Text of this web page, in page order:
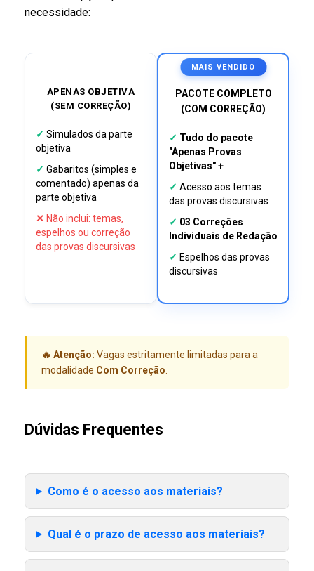
necessidade:
APENAS OBJETIVA
(SEM CORREÇÃO)
✓ Simulados da parte
objetiva
✓ Gabaritos (simples e
comentado) apenas da
parte objetiva
✕ Não inclui: temas,
espelhos ou correção
das provas discursivas
MAIS VENDIDO
PACOTE COMPLETO
(COM CORREÇÃO)
✓ Tudo do pacote
"Apenas Provas
Objetivas" +
✓ Acesso aos temas
das provas discursivas
✓ 03 Correções
Individuais de Redação
✓ Espelhos das provas
discursivas
🔥 Atenção: Vagas estritamente limitadas para a
modalidade Com Correção
Dúvidas Frequentes
Como é o acesso aos materiais?
Qual é o prazo de acesso aos materiais?